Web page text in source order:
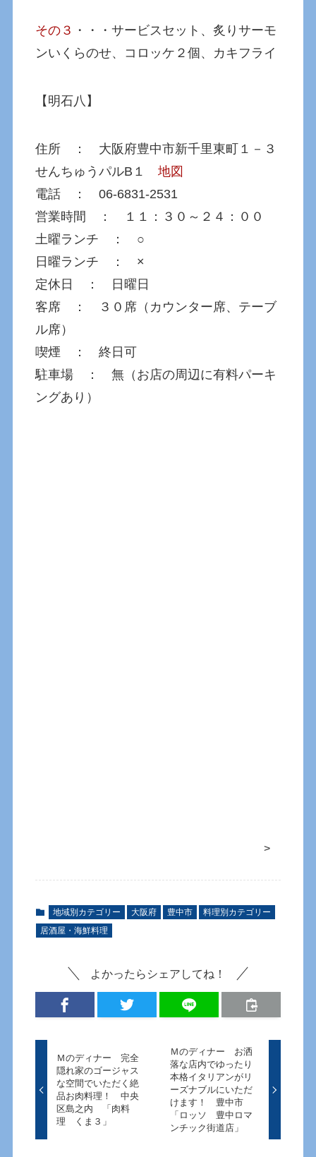
その３ ・・・サービスセット、炙りサーモ
ンいくらのせ、コロッケ２個、カキフライ
【明石八】
住所 ： 大阪府豊中市新千里東町１－３
せんちゅうパルB１地図
電話 ： 06-6831-2531
営業時間 ： １１：３０～２４：００
土曜ランチ ： ○
日曜ランチ ： ×
定休日 ： 日曜日
客席 ： ３０席（カウンター席、テーブ
ル席）
喫煙 ： 終日可
駐車場 ： 無（お店の周辺に有料パーキ
ングあり）
>
地域別カテゴリー 大阪府 豊中市
料理別カテゴリー
居酒屋・海鮮料理
よかったらシェアしてね！
Ｍのディナー 完全
隠れ家のゴージャス
な空間でいただく絶
品お肉料理！ 中央
区島之内 「肉料
理 くま３」
Ｍのディナー お洒
落な店内でゆったり
本格イタリアンがリ
ーズナブルにいただ
けます！ 豊中市
「ロッソ 豊中ロマ
ンチック街道店」